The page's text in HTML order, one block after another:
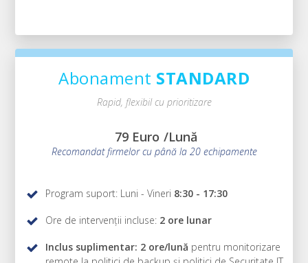
Abonament STANDARD
Rapid, flexibil cu prioritizare
79 Euro /Lună
Recomandat firmelor cu până la 20 echipamente
Program suport: Luni - Vineri 8:30 - 17:30
Ore de intervenții incluse: 2 ore lunar
Inclus suplimentar: 2 ore/lună pentru monitorizare